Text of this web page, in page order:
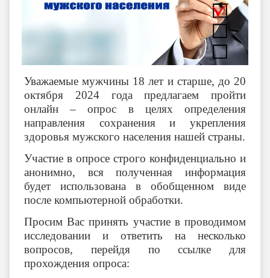
Уважаемые мужчины 18 лет и старше, до 20
октября 2024 года предлагаем пройти
онлайн – опрос в целях определения
направления сохранения и укрепления
здоровья мужского населения нашей страны.
Участие в опросе строго конфиденциально и
анонимно, вся полученная информация
будет использована в обобщенном виде
после компьютерной обработки.
Просим Вас принять участие в проводимом
исследовании и ответить на несколько
вопросов, перейдя по ссылке для
прохождения опроса: